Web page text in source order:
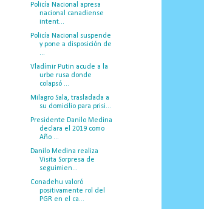
Policía Nacional apresa
nacional canadiense
intent...
Policía Nacional suspende
y pone a disposición de
...
Vladímir Putin acude a la
urbe rusa donde
colapsó ...
Milagro Sala, trasladada a
su domicilio para prisi...
Presidente Danilo Medina
declara el 2019 como
Año ...
Danilo Medina realiza
Visita Sorpresa de
seguimien...
Conadehu valoró
positivamente rol del
PGR en el ca...